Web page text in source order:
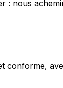
: nous
conforme,